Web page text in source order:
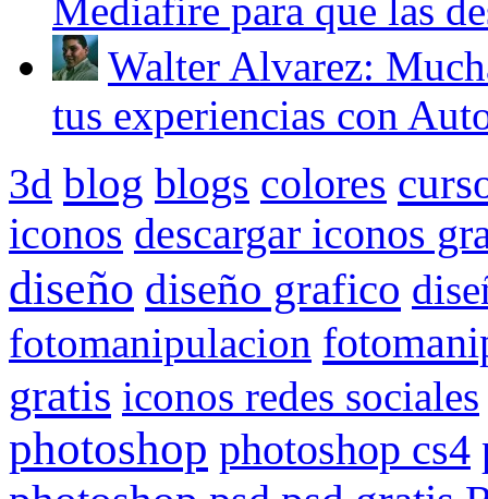
Mediafire para que las
Walter Alvarez:
tus experiencias con
3d blog blogs colores
iconos descargar iconos
diseño diseño grafico
fotomanipulacion
gratis iconos redes sociales
photoshop photoshop cs4